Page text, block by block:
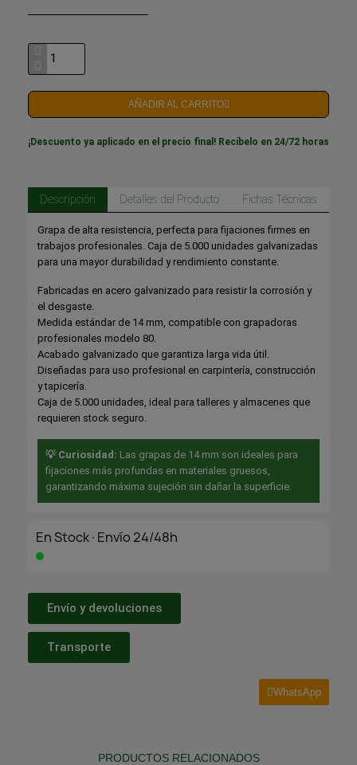
AÑADIR AL CARRITO
¡Descuento ya aplicado en el precio final! Recíbelo en 24/72 horas
Descripción Detalles del Producto Fichas Técnicas
Grapa de alta resistencia, perfecta para fijaciones firmes en
trabajos profesionales. Caja de 5.000 unidades galvanizadas
para una mayor durabilidad y rendimiento constante.
Fabricadas en acero galvanizado para resistir la corrosión y
el desgaste.
Medida estándar de 14 mm, compatible con grapadoras
profesionales modelo 80.
Acabado galvanizado que garantiza larga vida útil.
Diseñadas para uso profesional en carpintería, construcción
y tapicería.
Caja de 5.000 unidades, ideal para talleres y almacenes que
requieren stock seguro.
💡 Curiosidad: Las grapas de 14 mm son ideales para
fijaciones más profundas en materiales gruesos,
garantizando máxima sujeción sin dañar la superficie.
En Stock·Envío 24/48h
Envío y devoluciones
Transporte
WhatsApp
PRODUCTOS RELACIONADOS